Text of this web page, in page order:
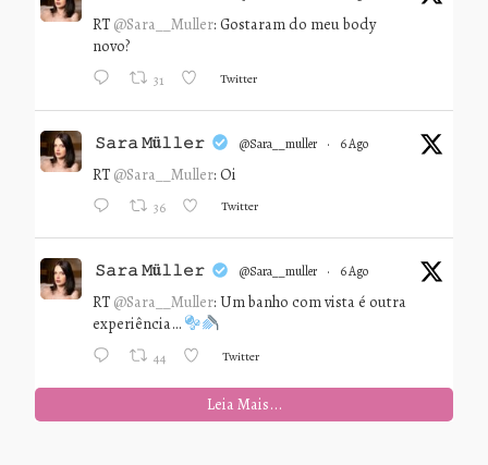
RT @Sara__Muller: Gostaram do meu body
novo?
31 Twitter
𝚂𝚊𝚛𝚊 𝙼ü𝚕𝚕𝚎𝚛 @sara__muller · 6 Ago
RT @Sara__Muller: Oi
36 Twitter
𝚂𝚊𝚛𝚊 𝙼ü𝚕𝚕𝚎𝚛 @sara__muller · 6 Ago
RT @Sara__Muller: Um banho com vista é outra
experiência…
44 Twitter
Leia Mais...